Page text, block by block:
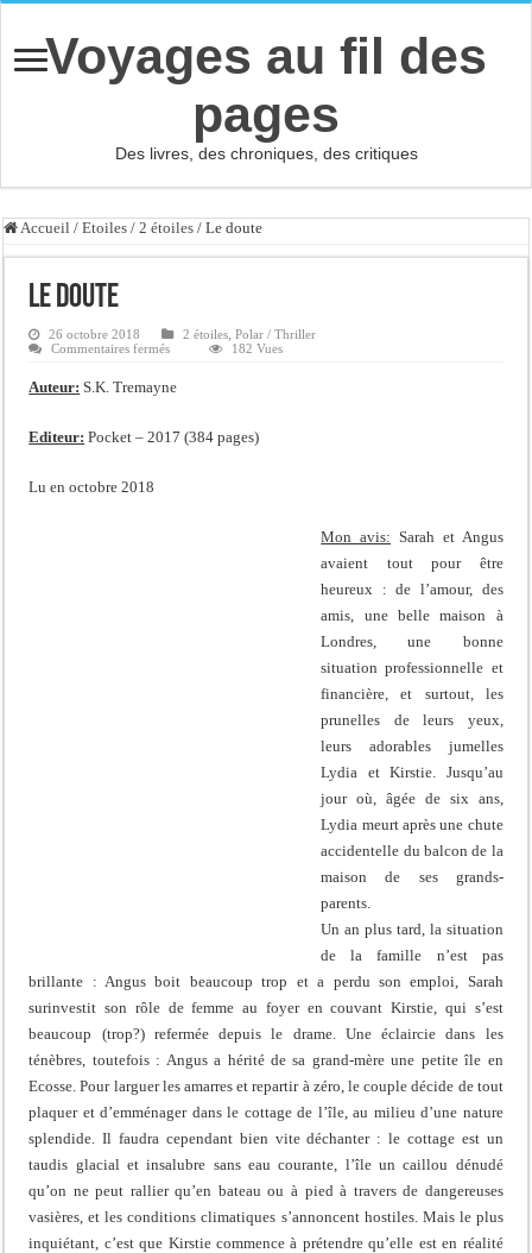
Voyages au fil des
pages
Des livres, des chroniques, des critiques
Accueil / Etoiles / 2 étoiles / Le doute
Le doute
26 octobre 2018 2 étoiles ,Polar / Thriller
Commentaires ferméssur
182 Vues
Auteur: S.K. Tremayne
Editeur: Pocket – 2017 (384 pages)
Lu en octobre 2018
Mon avis: Sarah et Angus
avaient tout pour être
heureux : de l’amour, des
amis, une belle maison à
Londres, une bonne
situation professionnelle et
financière, et surtout, les
prunelles de leurs yeux,
leurs adorables jumelles
Lydia et Kirstie. Jusqu’au
jour où, âgée de six ans,
Lydia meurt après une chute
accidentelle du balcon de la
maison de ses grands-
parents.
Un an plus tard, la situation
de la famille n’est pas
brillante : Angus boit beaucoup trop et a perdu son emploi, Sarah
surinvestit son rôle de femme au foyer en couvant Kirstie, qui s’est
beaucoup (trop?) refermée depuis le drame. Une éclaircie dans les
ténèbres, toutefois : Angus a hérité de sa grand-mère une petite île en
Ecosse. Pour larguer les amarres et repartir à zéro, le couple décide de tout
plaquer et d’emménager dans le cottage de l’île, au milieu d’une nature
splendide. Il faudra cependant bien vite déchanter : le cottage est un
taudis glacial et insalubre sans eau courante, l’île un caillou dénudé
qu’on ne peut rallier qu’en bateau ou à pied à travers de dangereuses
vasières, et les conditions climatiques s’annoncent hostiles. Mais le plus
inquiétant, c’est que Kirstie commence à prétendre qu’elle est en réalité